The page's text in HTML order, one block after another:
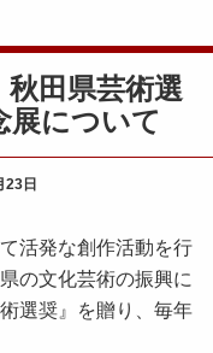
田県芸術選
展について
23日
活発な創作活動を行
の文化芸術の振興に
選奨』を贈り、毎年